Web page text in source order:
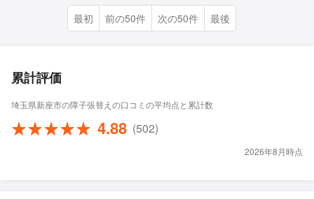
最初 前の50件 次の50件 最後
累計評価
埼玉県新座市の障子張替えの口コミの平均点と累計数
4.88 (502)
2026年8月時点